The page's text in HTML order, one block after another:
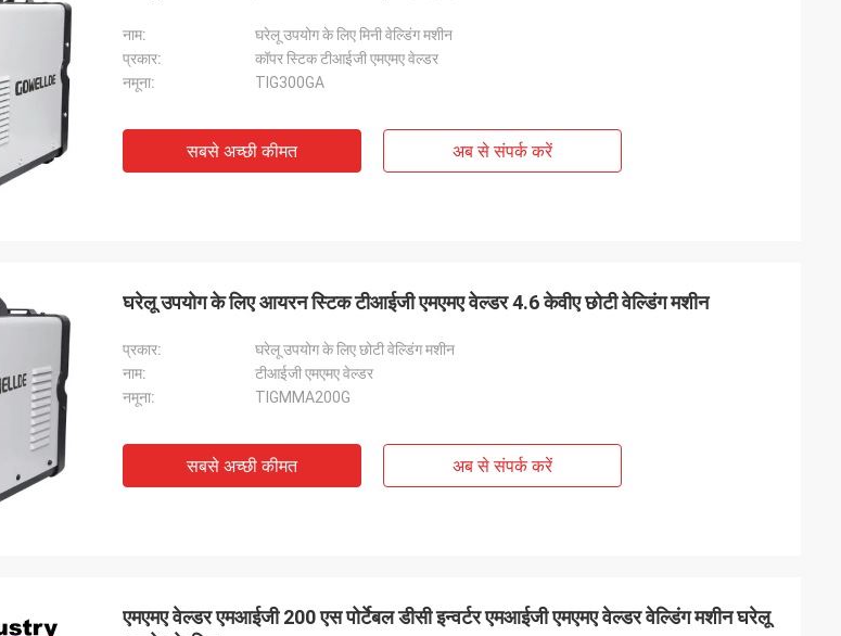
नाम:
घरेलू उपयोग के लिए मिनी वेल्डिंग मशीन
प्रकार:
कॉपर स्टिक टीआईजी एमएमए वेल्डर
नमूना:
TIG300GA
सबसे अच्छी कीमत अब से संपर्क करें
घरेलू उपयोग के लिए आयरन स्टिक टीआईजी एमएमए वेल्डर 4.6 केवीए छोटी वेल्डिंग मशीन
प्रकार:
घरेलू उपयोग के लिए छोटी वेल्डिंग मशीन
नाम:
टीआईजी एमएमए वेल्डर
नमूना:
TIGMMA200G
सबसे अच्छी कीमत अब से संपर्क करें
एमएमए वेल्डर एमआईजी 200 एस पोर्टेबल डीसी इन्वर्टर एमआईजी एमएमए वेल्डर वेल्डिंग मशीन घरेलू